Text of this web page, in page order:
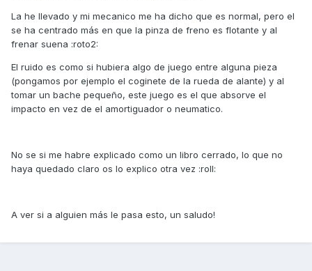
La he llevado y mi mecanico me ha dicho que es normal, pero el
se ha centrado más en que la pinza de freno es flotante y al
frenar suena :roto2:
El ruido es como si hubiera algo de juego entre alguna pieza
(pongamos por ejemplo el coginete de la rueda de alante) y al
tomar un bache pequeño, este juego es el que absorve el
impacto en vez de el amortiguador o neumatico.
No se si me habre explicado como un libro cerrado, lo que no
haya quedado claro os lo explico otra vez :roll:
A ver si a alguien más le pasa esto, un saludo!